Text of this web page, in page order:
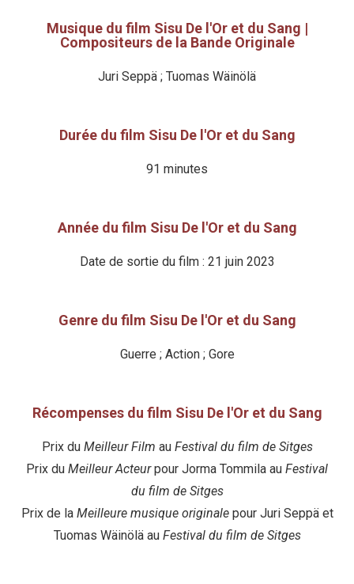
Musique du film Sisu De l'Or et du Sang |
Compositeurs de la Bande Originale
Juri Seppä ; Tuomas Wäinölä
Durée du film Sisu De l'Or et du Sang
91 minutes
Année du film Sisu De l'Or et du Sang
Date de sortie du film : 21 juin 2023
Genre du film Sisu De l'Or et du Sang
Guerre ; Action ; Gore
Récompenses du film Sisu De l'Or et du Sang
Prix du Meilleur Film au Festival du film de Sitges
Prix du Meilleur Acteurpour Jorma Tommila au Festival
du film de Sitges
Prix de la Meilleure musique originalepour Juri Seppä et
Tuomas Wäinölä au Festival du film de Sitges